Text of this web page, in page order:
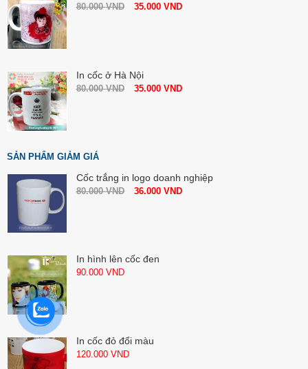
80.000VND 35.000 VND
In cốc ở Hà Nội
80.000VND 35.000 VND
SẢN PHẨM GIẢM GIÁ
Cốc trắng in logo doanh nghiệp
80.000VND 36.000 VND
In hình lên cốc đen
90.000 VND
In cốc đỏ đổi màu
120.000 VND